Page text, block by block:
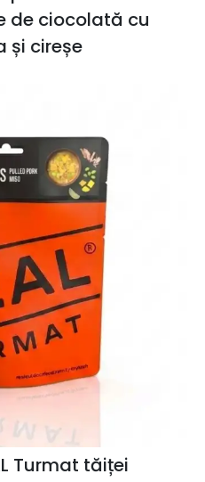
de ciocolată cu
și cireșe
Turmat tăiței